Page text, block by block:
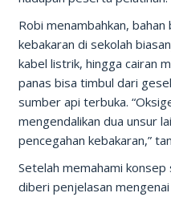
Robi menambahkan,
kebakaran di sekolah
kabel listrik, hingga cairan
panas bisa timbul dari
sumber api terbuka.
mengendalikan dua unsur
pencegahan kebakaran,”
Setelah memahami
diberi penjelasan